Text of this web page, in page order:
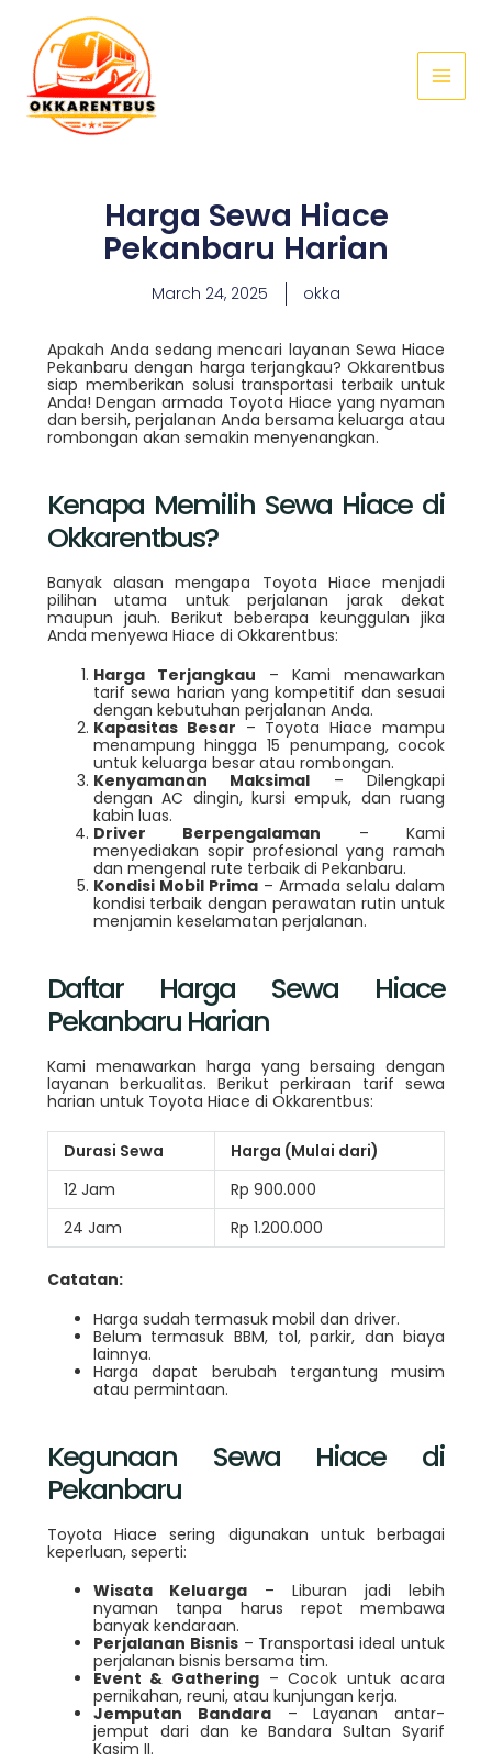
content
Menu
Harga Sewa Hiace
Pekanbaru Harian
March 24, 2025 okka
Apakah Anda sedang mencari layanan Sewa Hiace
Pekanbaru dengan harga terjangkau? Okkarentbus
siap memberikan solusi transportasi terbaik untuk
Anda! Dengan armada Toyota Hiace yang nyaman
dan bersih, perjalanan Anda bersama keluarga atau
rombongan akan semakin menyenangkan.
Kenapa Memilih Sewa Hiace di
Okkarentbus?
Banyak alasan mengapa Toyota Hiace menjadi
pilihan utama untuk perjalanan jarak dekat
maupun jauh. Berikut beberapa keunggulan jika
Anda menyewa Hiace di Okkarentbus:
Harga Terjangkau – Kami menawarkan
tarif sewa harian yang kompetitif dan sesuai
dengan kebutuhan perjalanan Anda.
Kapasitas Besar – Toyota Hiace mampu
menampung hingga 15 penumpang, cocok
untuk keluarga besar atau rombongan.
Kenyamanan Maksimal – Dilengkapi
dengan AC dingin, kursi empuk, dan ruang
kabin luas.
Driver Berpengalaman – Kami
menyediakan sopir profesional yang ramah
dan mengenal rute terbaik di Pekanbaru.
Kondisi Mobil Prima– Armada selalu dalam
kondisi terbaik dengan perawatan rutin untuk
menjamin keselamatan perjalanan.
Daftar Harga Sewa Hiace
Pekanbaru Harian
Kami menawarkan harga yang bersaing dengan
layanan berkualitas. Berikut perkiraan tarif sewa
harian untuk Toyota Hiace di Okkarentbus:
Durasi Sewa
Harga (Mulai dari)
12 Jam
Rp 900.000
24 Jam
Rp 1.200.000
Catatan:
Harga sudah termasuk mobil dan driver.
Belum termasuk BBM, tol, parkir, dan biaya
lainnya.
Harga dapat berubah tergantung musim
atau permintaan.
Kegunaan Sewa Hiace di
Pekanbaru
Toyota Hiace sering digunakan untuk berbagai
keperluan, seperti:
Wisata Keluarga– Liburan jadi lebih
nyaman tanpa harus repot membawa
banyak kendaraan.
Perjalanan Bisnis– Transportasi ideal untuk
perjalanan bisnis bersama tim.
Event & Gathering– Cocok untuk acara
pernikahan, reuni, atau kunjungan kerja.
Jemputan Bandara– Layanan antar-
jemput dari dan ke Bandara Sultan Syarif
Kasim II.